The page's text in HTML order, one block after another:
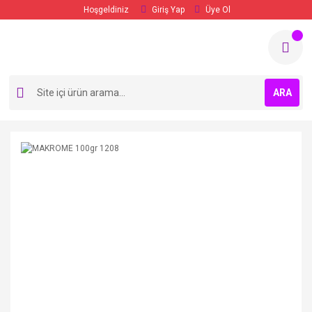
Hoşgeldiniz Giriş Yap Üye Ol
ARA